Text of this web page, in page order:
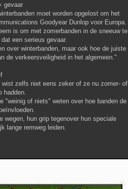
gevaar
moet worden opgelost om het
Goodyear Dunlop voor Europa.
is om met zomerbanden in de sneeuw te
een serieus gevaar.
over winterbanden, maar ook hoe de juiste
de verkeersveiligheid in het algemeen."
zelfs niet eens zeker of ze nu zomer- of
hadden.
"weinig of niets" weten over hoe banden de
wegen, hun grip tegenover hun speciale
lange remweg leiden.